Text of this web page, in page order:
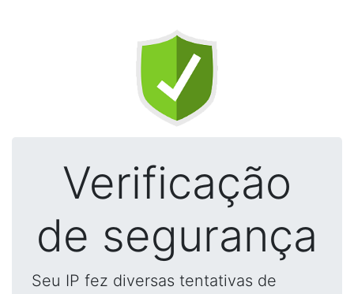
Verificação
de segurança
Seu IP fez diversas tentativas de